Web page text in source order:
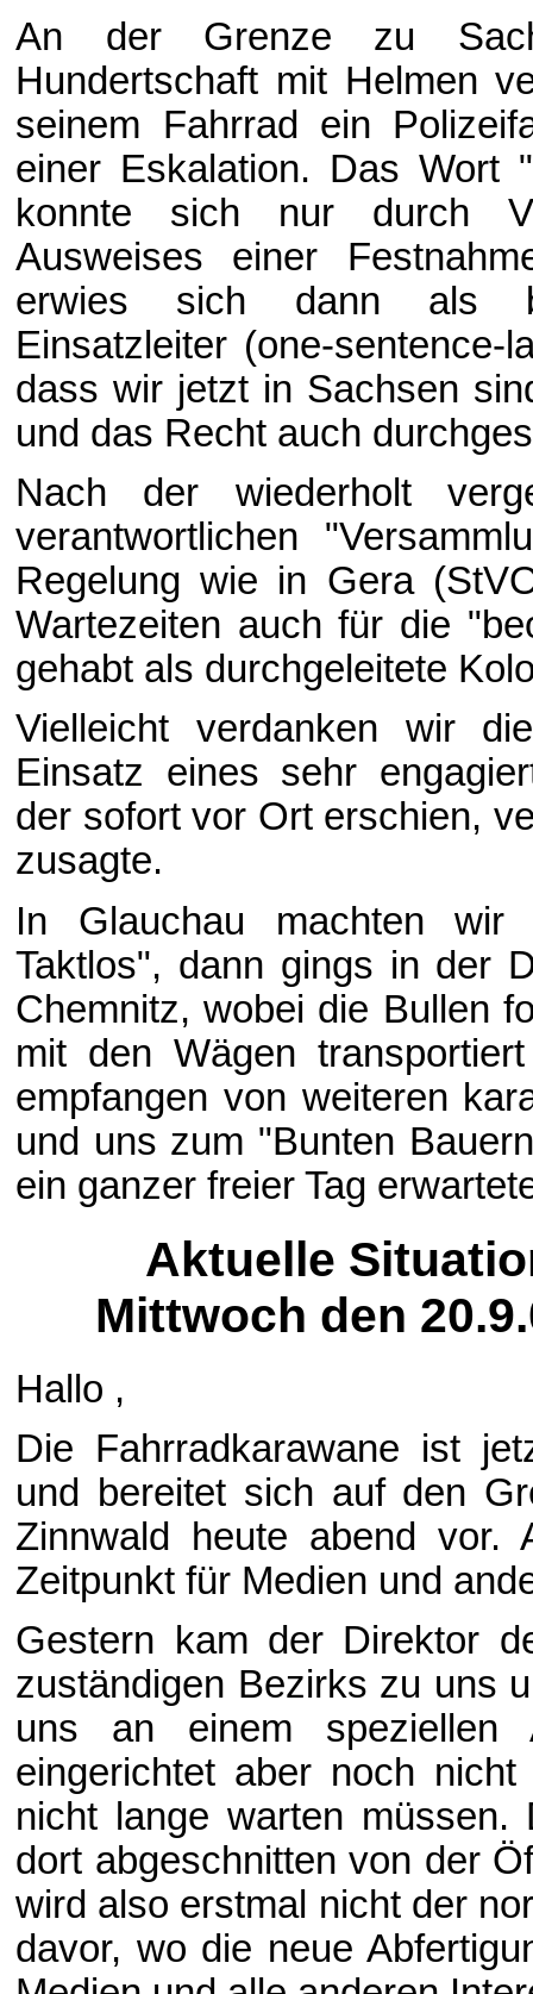
An der Grenze zu
Hundertschaft mit Helmen
seinem Fahrrad ein
einer Eskalation. Das Wort
konnte sich nur durch
Ausweises einer
erwies sich dann als
Einsatzleiter (one-
dass wir jetzt in Sachsen
und das Recht auch
Nach der wiederholt
verantwortlichen
Regelung wie in Gera
Wartezeiten auch für die
gehabt als durchgeleitete
Vielleicht verdanken wir
Einsatz eines sehr
der sofort vor Ort erschien,
zusagte.
In Glauchau machten wir
Taktlos", dann gings in der
Chemnitz, wobei die Bullen
mit den Wägen
empfangen von weiteren
und uns zum "Bunten
ein ganzer freier Tag
Aktuelle
Mittwoch den
Hallo ,
Die Fahrradkarawane ist
und bereitet sich auf den
Zinnwald heute abend vor.
Zeitpunkt für Medien und
Gestern kam der Direktor
zuständigen Bezirks zu uns
uns an einem speziellen
eingerichtet aber noch
nicht lange warten
dort abgeschnitten von der
wird also erstmal nicht der
davor, wo die neue